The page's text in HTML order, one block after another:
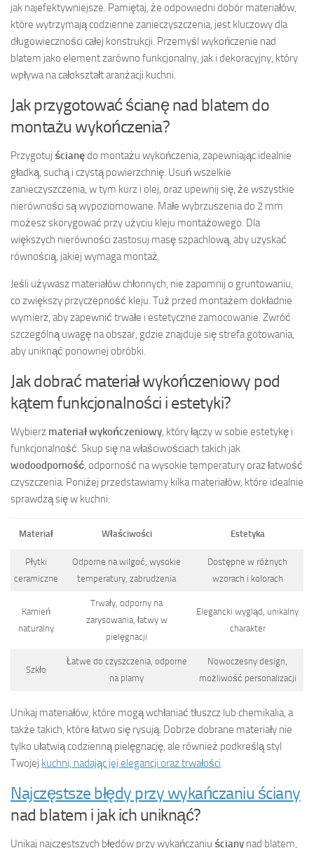
jak najefektywniejsze. Pamiętaj, że odpowiedni dobór materiałów,
które wytrzymają codzienne zanieczyszczenia, jest kluczowy dla
długowieczności całej konstrukcji. Przemyśl wykończenie nad
blatem jako element zarówno funkcjonalny, jak i dekoracyjny, który
wpływa na całokształt aranżacji kuchni.
Jak przygotować ścianę nad blatem do
montażu wykończenia?
Przygotuj ścianędo montażu wykończenia, zapewniając idealnie
gładką, suchą i czystą powierzchnię. Usuń wszelkie
zanieczyszczenia, w tym kurz i olej, oraz upewnij się, że wszystkie
nierówności są wypoziomowane. Małe wybrzuszenia do 2 mm
możesz skorygować przy użyciu kleju montażowego. Dla
większych nierówności zastosuj masę szpachlową, aby uzyskać
równością, jakiej wymaga montaż.
Jeśli używasz materiałów chłonnych, nie zapomnij o gruntowaniu,
co zwiększy przyczepność kleju. Tuż przed montażem dokładnie
wymierz, aby zapewnić trwałe i estetyczne zamocowanie. Zwróć
szczególną uwagę na obszar, gdzie znajduje się strefa gotowania,
aby uniknąć ponownej obróbki.
Jak dobrać materiał wykończeniowy pod
kątem funkcjonalności i estetyki?
Wybierz materiał wykończeniowy , który łączy w sobie estetykę i
funkcjonalność. Skup się na właściwościach takich jak
wodoodporność , odporność na wysokie temperatury oraz łatwość
czyszczenia. Poniżej przedstawiamy kilka materiałów, które idealnie
sprawdzą się w kuchni:
Materiał Właściwości Estetyka
Płytki
ceramiczne
Odporne na wilgoć, wysokie
temperatury, zabrudzenia
Dostępne w różnych
wzorach i kolorach
Kamień
naturalny
Trwały, odporny na
zarysowania, łatwy w
pielęgnacji
Elegancki wygląd, unikalny
charakter
Szkło
Łatwe do czyszczenia, odporne
na plamy
Nowoczesny design,
możliwość personalizacji
Unikaj materiałów, które mogą wchłaniać tłuszcz lub chemikalia, a
także takich, które łatwo się rysują. Dobrze dobrane materiały nie
tylko ułatwią codzienną pielęgnację, ale również podkreślą styl
Twojej kuchni, nadając jej elegancji oraz trwałości.
Najczęstsze błędy przy wykańczaniu ściany
nad blatem i jak ich uniknąć?
Unikaj najczęstszych błędów przy wykańczaniu ściany nad blatem,